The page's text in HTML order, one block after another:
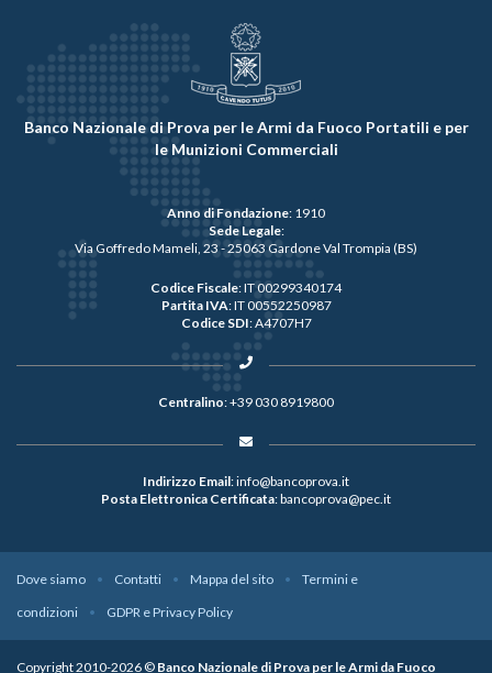
Banco Nazionale di Prova per le Armi da Fuoco Portatili e per
le Munizioni Commerciali
Anno di Fondazione: 1910
Sede Legale:
Via Goffredo Mameli, 23 - 25063 Gardone Val Trompia (BS)
Codice Fiscale: IT 00299340174
Partita IVA: IT 00552250987
Codice SDI: A4707H7
Centralino:+39 030 8919800
Indirizzo Email:info@bancoprova.it
Posta Elettronica Certificata:bancoprova@pec.it
Dove siamo Contatti Mappa del sito
Termini e
condizioni
GDPR e Privacy Policy
Copyright 2010-2026 © Banco Nazionale di Prova per le Armi da Fuoco